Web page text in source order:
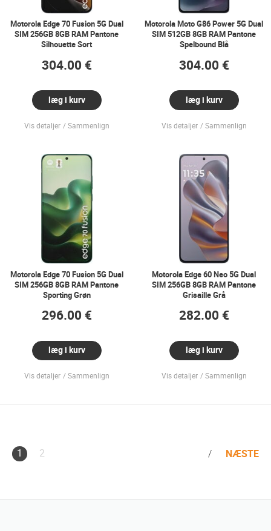
Motorola Edge 70 Fusion 5G Dual
SIM 256GB 8GB RAM Pantone
Silhouette Sort
304.00 €
læg i kurv
Vis detaljer Sammenlign
Motorola Moto G86 Power 5G Dual
SIM 512GB 8GB RAM Pantone
Spelbound Blå
304.00 €
læg i kurv
Vis detaljer Sammenlign
Motorola Edge 70 Fusion 5G Dual
SIM 256GB 8GB RAM Pantone
Sporting Grøn
296.00 €
læg i kurv
Vis detaljer Sammenlign
Motorola Edge 60 Neo 5G Dual
SIM 256GB 8GB RAM Pantone
Grisaille Grå
282.00 €
læg i kurv
Vis detaljer Sammenlign
1 2 NÆSTE